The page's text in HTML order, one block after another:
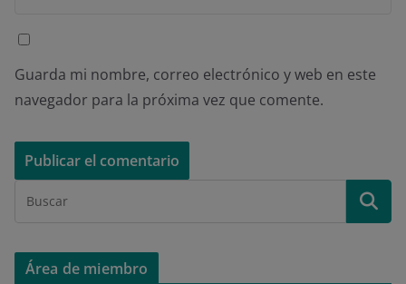
Guarda mi nombre, correo electrónico y web en este
navegador para la próxima vez que comente.
Área de miembro